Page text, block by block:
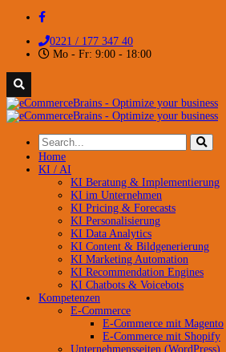
0221 / 177 347 40
Mo - Fr: 9:00 - 18:00
Home
KI / AI
KI Beratung & Implementierung
KI im Unternehmen
KI Pricing & Forecasts
KI Personalisierung
KI Data Analytics
KI Content & Bildgenerierung
KI Marketing Automation
KI Recommendation Engines
KI Chatbots & Voicebots
Kompetenzen
E-Commerce
E-Commerce mit Magento
E-Commerce mit Shopify
Unternehmensseiten (WordPress)